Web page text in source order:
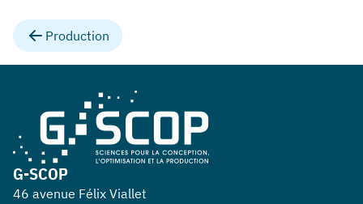
Production
G-SCOP
46 avenue Félix Viallet